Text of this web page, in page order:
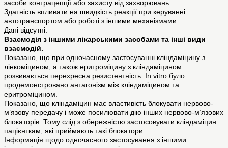
засоби контрацепції або захисту від захворювань.
Здатність впливати на швидкість реакції при керуванні
автотранспортом або роботі з іншими механізмами.
Дані відсутні.
Взаємодія з іншими лікарськими засобами та інші види
взаємодій.
Показано, що при одночасному застосуванні кліндаміцину з
лінкоміцином, а також еритроміцину з кліндаміцином
розвивається перехресна резистентність. In vitro було
продемонстровано антагонізм між кліндаміцином та
еритроміцином.
Показано, що кліндаміцин має властивість блокувати нервово-
м’язову передачу і може посилювати дію інших нервово-м’язових
блокаторів. Тому слід з обережністю застосовувати кліндаміцин
пацієнткам, які приймають такі блокатори.
Інформація щодо одночасного застосування з іншими